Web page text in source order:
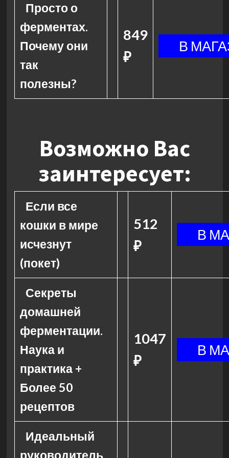
Просто о
ферментах.
Почему они
так
полезны?
849
₽
Возможно Вас
заинтересует:
Если все
кошки в мире
исчезнут
(покет)
512
₽
Секреты
домашней
ферментации.
Наука и
практика +
Более 50
рецептов
1047
₽
Идеальный
руководитель.